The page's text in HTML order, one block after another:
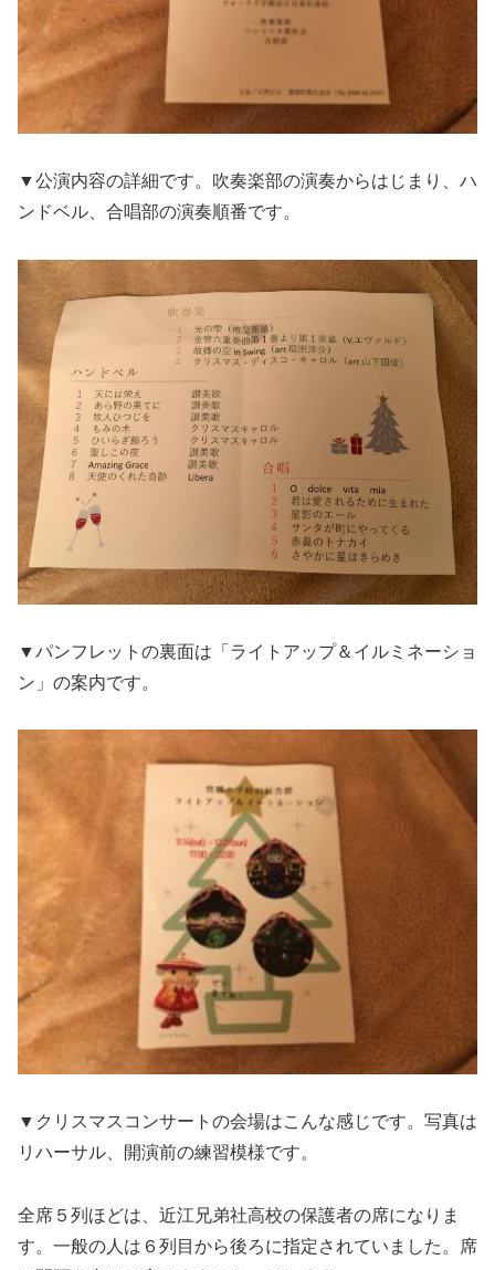
▼公演内容の詳細です。吹奏楽部の演奏からはじまり、ハ
ンドベル、合唱部の演奏順番です。
▼パンフレットの裏面は「ライトアップ＆イルミネーショ
ン」の案内です。
▼クリスマスコンサートの会場はこんな感じです。写真は
リハーサル、開演前の練習模様です。
全席５列ほどは、近江兄弟社高校の保護者の席になりま
す。一般の人は６列目から後ろに指定されていました。席